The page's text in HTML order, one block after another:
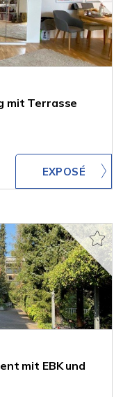
mit Terrasse
mit EBK und